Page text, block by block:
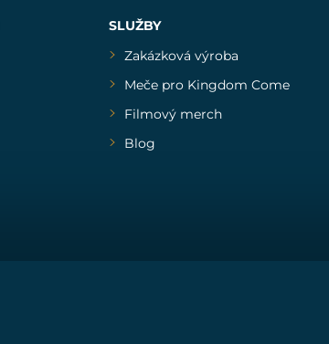
SLUŽBY
Zakázková výroba
Meče pro Kingdom Come
Filmový merch
Blog